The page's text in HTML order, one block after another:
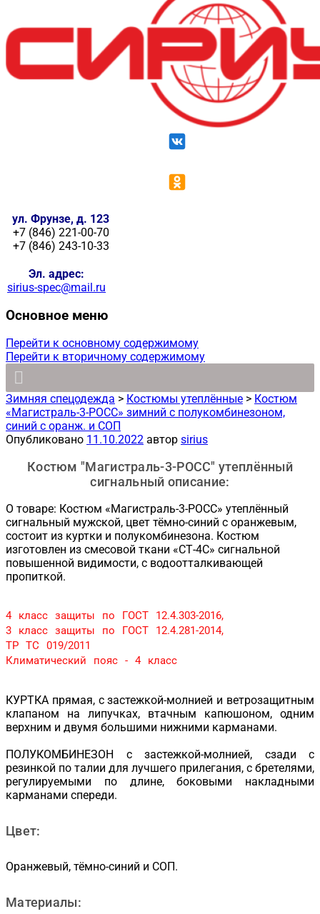
ул. Фрунзе, д. 123
+7 (846) 221-00-70
+7 (846) 243-10-33
Эл. адрес:
sirius-spec@mail.ru
Основное меню
Перейти к основному содержимому
Перейти к вторичному содержимому
Зимняя спецодежда > Костюмы утеплённые > Костюм
«Магистраль-3-РОСС» зимний с полукомбинезоном,
синий с оранж. и СОП
Опубликовано 11.10.2022 автор sirius
Костюм "Магистраль-3-РОСС" утеплённый
сигнальный описание:
О товаре: Костюм «Магистраль-3-РОСС» утеплённый
сигнальный мужской, цвет тёмно-синий с оранжевым,
состоит из куртки и полукомбинезона. Костюм
изготовлен из смесовой ткани «СТ-4С» сигнальной
повышенной видимости, с водоотталкивающей
пропиткой.
4 класс защиты по ГОСТ 12.4.303-2016,
3 класс защиты по ГОСТ 12.4.281-2014,
ТР ТС 019/2011
Климатический пояс - 4 класс
КУРТКА прямая, с застежкой-молнией и ветрозащитным
клапаном на липучках, втачным капюшоном, одним
верхним и двумя большими нижними карманами.
ПОЛУКОМБИНЕЗОН с застежкой-молнией, сзади с
резинкой по талии для лучшего прилегания, с бретелями,
регулируемыми по длине, боковыми накладными
карманами спереди.
Цвет:
Оранжевый, тёмно-синий и СОП.
Материалы: